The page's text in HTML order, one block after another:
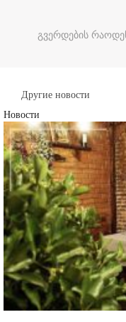
Новости